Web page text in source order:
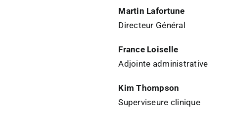
Martin Lafortune
Directeur Général
France Loiselle
Adjointe administrative
Kim Thompson
Superviseure clinique